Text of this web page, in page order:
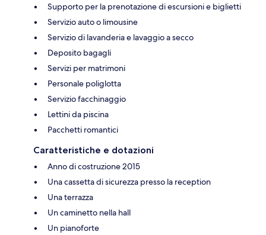
Supporto per la prenotazione di escursioni e biglietti
Servizio auto o limousine
Servizio di lavanderia e lavaggio a secco
Deposito bagagli
Servizi per matrimoni
Personale poliglotta
Servizio facchinaggio
Lettini da piscina
Pacchetti romantici
Caratteristiche e dotazioni
Anno di costruzione 2015
Una cassetta di sicurezza presso la reception
Una terrazza
Un caminetto nella hall
Un pianoforte